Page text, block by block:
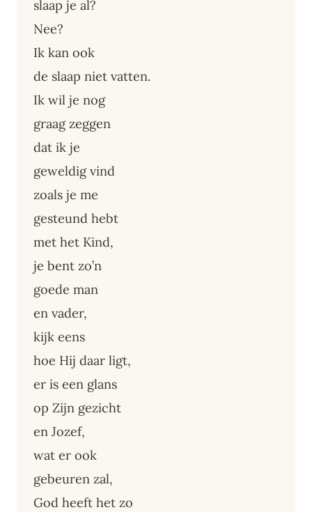
slaap je al?
Nee?
Ik kan ook
de slaap niet vatten.
Ik wil je nog
graag zeggen
dat ik je
geweldig vind
zoals je me
gesteund hebt
met het Kind,
je bent zo’n
goede man
en vader,
kijk eens
hoe Hij daar ligt,
er is een glans
op Zijn gezicht
en Jozef,
wat er ook
gebeuren zal,
God heeft het zo